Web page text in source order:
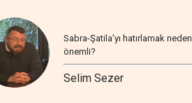
Sabra-Şatila’yı hatırlamak neden
önemli?
Selim Sezer